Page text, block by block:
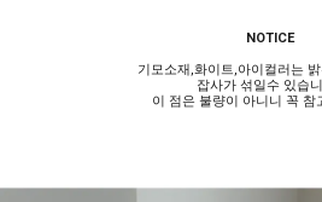
NOTICE
기모소재,화이트,아이컬러는
잡사가 섞일수 있습
이 점은 불량이 아니니 꼭 참